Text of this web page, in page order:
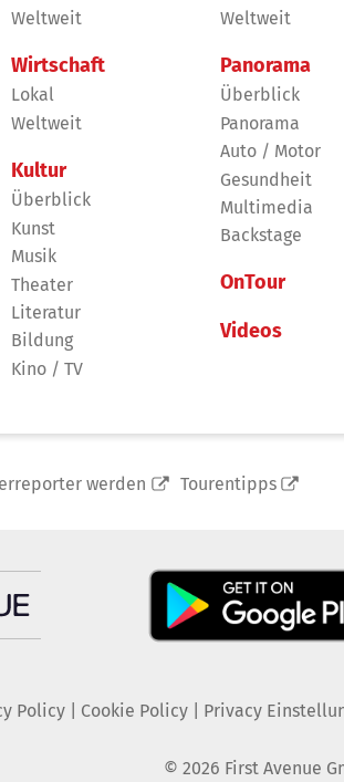
Weltweit
Wirtschaft
Lokal
Weltweit
Kultur
Überblick
Kunst
Musik
Theater
Literatur
Bildung
Kino / TV
Weltweit
Panorama
Überblick
Panorama
Auto / Motor
Gesundheit
Multimedia
Backstage
OnTour
Videos
werden Tourentipps
Policy| Cookie Policy| Privacy
© 2026 First Avenue